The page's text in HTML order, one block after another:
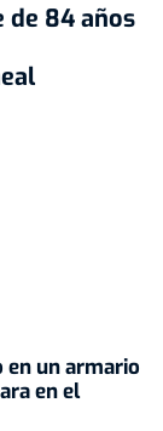
de 84 años
en un armario
en el